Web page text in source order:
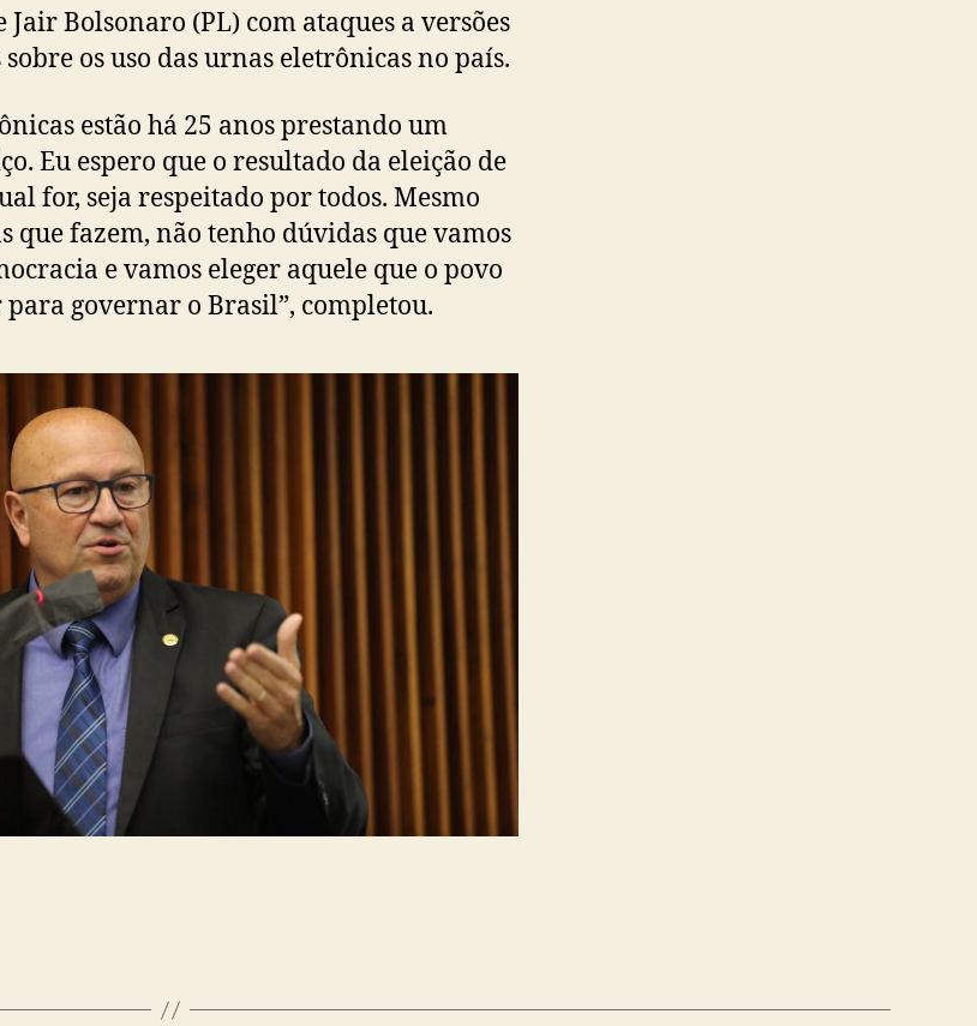
Bolsonaro (PL) com ataques a versões
os uso das urnas eletrônicas no país.
estão há 25 anos prestando um
Eu espero que o resultado da eleição de
for, seja respeitado por todos. Mesmo
que fazem, não tenho dúvidas que vamos
e vamos eleger aquele que o povo
governar o Brasil”, completou.